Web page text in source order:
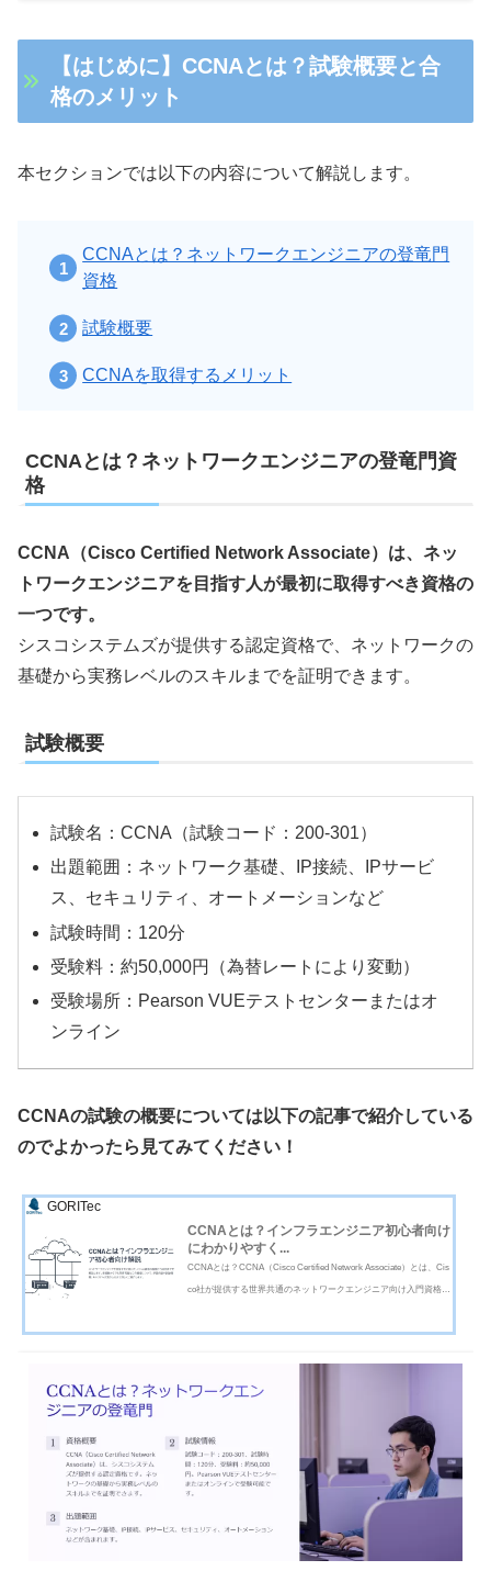
【はじめに】CCNAとは？試験概要と合
格のメリット
本セクションでは以下の内容について解説します。
CCNAとは？ネットワークエンジニアの登竜門
資格
試験概要
CCNAを取得するメリット
CCNAとは？ネットワークエンジニアの登竜門資
格
CCNA（Cisco Certified Network Associate）は、ネッ
トワークエンジニアを目指す人が最初に取得すべき資格の
一つです。
シスコシステムズが提供する認定資格で、ネットワークの
基礎から実務レベルのスキルまでを証明できます。
試験概要
試験名：CCNA（試験コード：200-301）
出題範囲：ネットワーク基礎、IP接続、IPサービ
ス、セキュリティ、オートメーションなど
試験時間：120分
受験料：約50,000円（為替レートにより変動）
受験場所：Pearson VUEテストセンターまたはオ
ンライン
CCNAの試験の概要については以下の記事で紹介している
のでよかったら見てみてください！
GORITec
CCNAとは？インフラエンジニア初心者向け
にわかりやすく...
CCNAとは？CCNA（Cisco Certified Network Associate）とは、Cis
co社が提供する世界共通のネットワークエンジニア向け入門資格で
を扱い、インフラエンジニアとしての第一歩となる資格になりま